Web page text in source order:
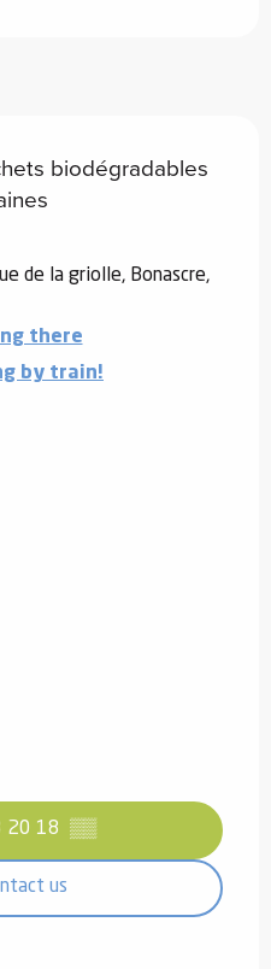
biodégradables
de la griolle, Bonascre,
there
by train!
20 18 ▒▒
us